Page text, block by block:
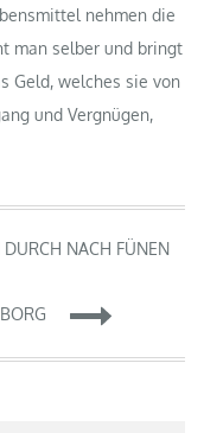
nehmen die
man selber und bringt
Geld, welches sie von
und Vergnügen,
NACH FÜNEN